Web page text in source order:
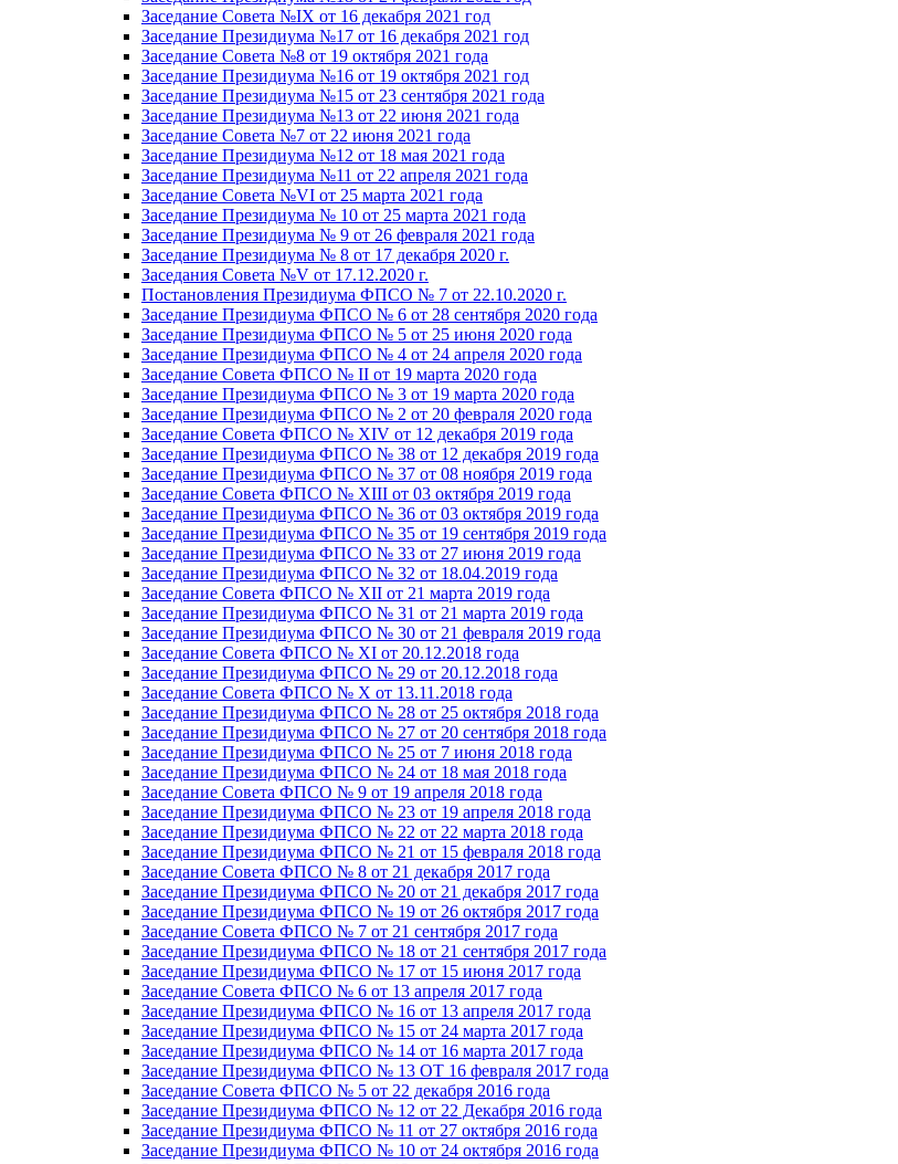
Заседание Совета №IX от 16 декабря 2021 год
Заседание Президиума №17 от 16 декабря 2021 год
Заседание Совета №8 от 19 октября 2021 года
Заседание Президиума №16 от 19 октября 2021 год
Заседание Президиума №15 от 23 сентября 2021 года
Заседание Президиума №13 от 22 июня 2021 года
Заседание Совета №7 от 22 июня 2021 года
Заседание Президиума №12 от 18 мая 2021 года
Заседание Президиума №11 от 22 апреля 2021 года
Заседание Совета №VI от 25 марта 2021 года
Заседание Президиума № 10 от 25 марта 2021 года
Заседание Президиума № 9 от 26 февраля 2021 года
Заседание Президиума № 8 от 17 декабря 2020 г.
Заседания Совета №V от 17.12.2020 г.
Постановления Президиума ФПСО № 7 от 22.10.2020 г.
Заседание Президиума ФПСО № 6 от 28 сентября 2020 года
Заседание Президиума ФПСО № 5 от 25 июня 2020 года
Заседание Президиума ФПСО № 4 от 24 апреля 2020 года
Заседание Совета ФПСО № II от 19 марта 2020 года
Заседание Президиума ФПСО № 3 от 19 марта 2020 года
Заседание Президиума ФПСО № 2 от 20 февраля 2020 года
Заседание Совета ФПСО № XIV от 12 декабря 2019 года
Заседание Президиума ФПСО № 38 от 12 декабря 2019 года
Заседание Президиума ФПСО № 37 от 08 ноября 2019 года
Заседание Совета ФПСО № XIII от 03 октября 2019 года
Заседание Президиума ФПСО № 36 от 03 октября 2019 года
Заседание Президиума ФПСО № 35 от 19 сентября 2019 года
Заседание Президиума ФПСО № 33 от 27 июня 2019 года
Заседание Президиума ФПСО № 32 от 18.04.2019 года
Заседание Совета ФПСО № XII от 21 марта 2019 года
Заседание Президиума ФПСО № 31 от 21 марта 2019 года
Заседание Президиума ФПСО № 30 от 21 февраля 2019 года
Заседание Совета ФПСО № XI от 20.12.2018 года
Заседание Президиума ФПСО № 29 от 20.12.2018 года
Заседание Совета ФПСО № X от 13.11.2018 года
Заседание Президиума ФПСО № 28 от 25 октября 2018 года
Заседание Президиума ФПСО № 27 от 20 сентября 2018 года
Заседание Президиума ФПСО № 25 от 7 июня 2018 года
Заседание Президиума ФПСО № 24 от 18 мая 2018 года
Заседание Совета ФПСО № 9 от 19 апреля 2018 года
Заседание Президиума ФПСО № 23 от 19 апреля 2018 года
Заседание Президиума ФПСО № 22 от 22 марта 2018 года
Заседание Президиума ФПСО № 21 от 15 февраля 2018 года
Заседание Совета ФПСО № 8 от 21 декабря 2017 года
Заседание Президиума ФПСО № 20 от 21 декабря 2017 года
Заседание Президиума ФПСО № 19 от 26 октября 2017 года
Заседание Совета ФПСО № 7 от 21 сентября 2017 года
Заседание Президиума ФПСО № 18 от 21 сентября 2017 года
Заседание Президиума ФПСО № 17 от 15 июня 2017 года
Заседание Совета ФПСО № 6 от 13 апреля 2017 года
Заседание Президиума ФПСО № 16 от 13 апреля 2017 года
Заседание Президиума ФПСО № 15 от 24 марта 2017 года
Заседание Президиума ФПСО № 14 от 16 марта 2017 года
Заседание Президиума ФПСО № 13 ОТ 16 февраля 2017 года
Заседание Совета ФПСО № 5 от 22 декабря 2016 года
Заседание Президиума ФПСО № 12 от 22 Декабря 2016 года
Заседание Президиума ФПСО № 11 от 27 октября 2016 года
Заседание Президиума ФПСО № 10 от 24 октября 2016 года